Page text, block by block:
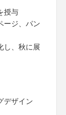
授与
ージ、パン
し、秋に展
デザイン